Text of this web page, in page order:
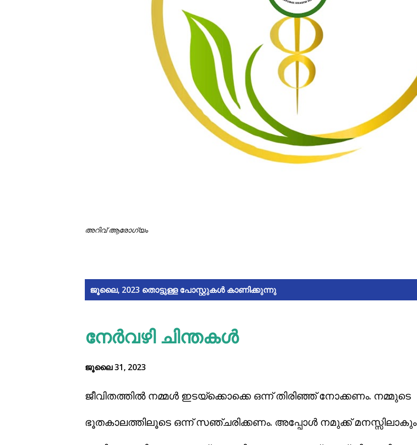
അറിവ് ആരോഗ്യം
ജൂലൈ, 2023 തൊട്ടുള്ള പോസ്റ്റുകൾ കാണിക്കുന്നു
നേർവഴി ചിന്തകൾ
ജൂലൈ 31, 2023
ജീവിതത്തിൽ നമ്മൾ ഇടയ്ക്കൊക്കെ ഒന്ന് തിരിഞ്ഞ് നോക്കണം. നമ്മുടെ
ഭൂതകാലത്തിലൂടെ ഒന്ന് സഞ്ചരിക്കണം. അപ്പോൾ നമുക്ക് മനസ്സിലാകും